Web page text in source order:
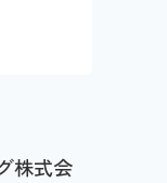
株式会